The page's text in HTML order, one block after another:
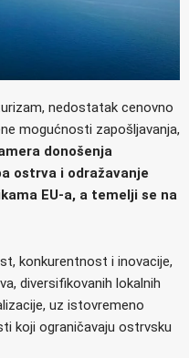
nedostatak cenovno
mogućnosti zapošljavanja,
donošenja
ostrva i odražavanje
EU-a, a temelji se na
konkurentnost i inovacije,
diversifikovanih lokalnih
uz istovremeno
koji ograničavaju ostrvsku